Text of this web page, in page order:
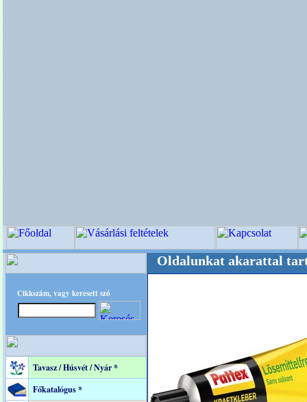
Cikkszám, vagy keresett szó
Tavasz / Húsvét / Nyár *
Főkatalógus *
+++++++ Oldalunkat akarattal tartjuk